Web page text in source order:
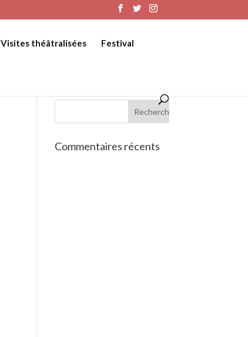
Visites théâtralisées Festival
Commentaires récents